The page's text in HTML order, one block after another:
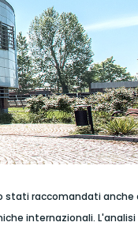
stati raccomandati anche
internazionali.